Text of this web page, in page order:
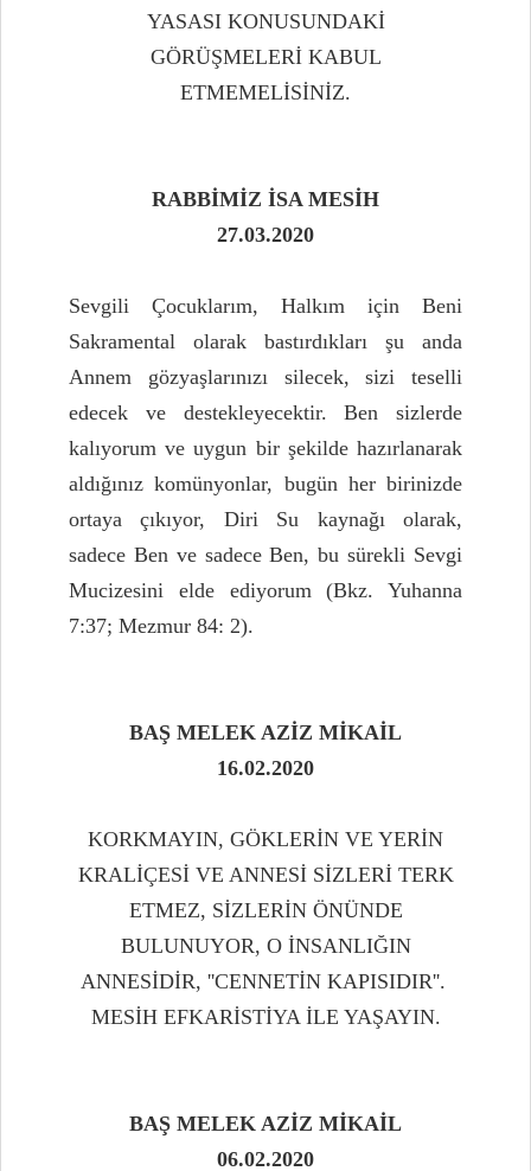
YASASI KONUSUNDAKİ
GÖRÜŞMELERİ KABUL
ETMEMELİSİNİZ.
RABBİMİZ İSA MESİH
27.03.2020
Sevgili Çocuklarım, Halkım için Beni
Sakramental olarak bastırdıkları şu anda
Annem gözyaşlarınızı silecek, sizi teselli
edecek ve destekleyecektir. Ben sizlerde
kalıyorum ve uygun bir şekilde hazırlanarak
aldığınız komünyonlar, bugün her birinizde
ortaya çıkıyor, Diri Su kaynağı olarak,
sadece Ben ve sadece Ben, bu sürekli Sevgi
Mucizesini elde ediyorum (Bkz. Yuhanna
7:37; Mezmur 84: 2).
BAŞ MELEK AZİZ MİKAİL
16.02.2020
KORKMAYIN, GÖKLERİN VE YERİN
KRALİÇESİ VE ANNESİ SİZLERİ TERK
ETMEZ, SİZLERİN ÖNÜNDE
BULUNUYOR, O İNSANLIĞIN
ANNESİDİR, ''CENNETİN KAPISIDIR''.
MESİH EFKARİSTİYA İLE YAŞAYIN.
BAŞ MELEK AZİZ MİKAİL
06.02.2020